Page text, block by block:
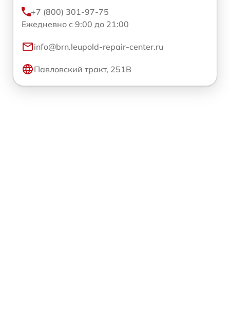
+7 (800) 301-97-75
Ежедневно с 9:00 до 21:00
info@brn.leupold-repair-center.ru
Павловский тракт, 251В